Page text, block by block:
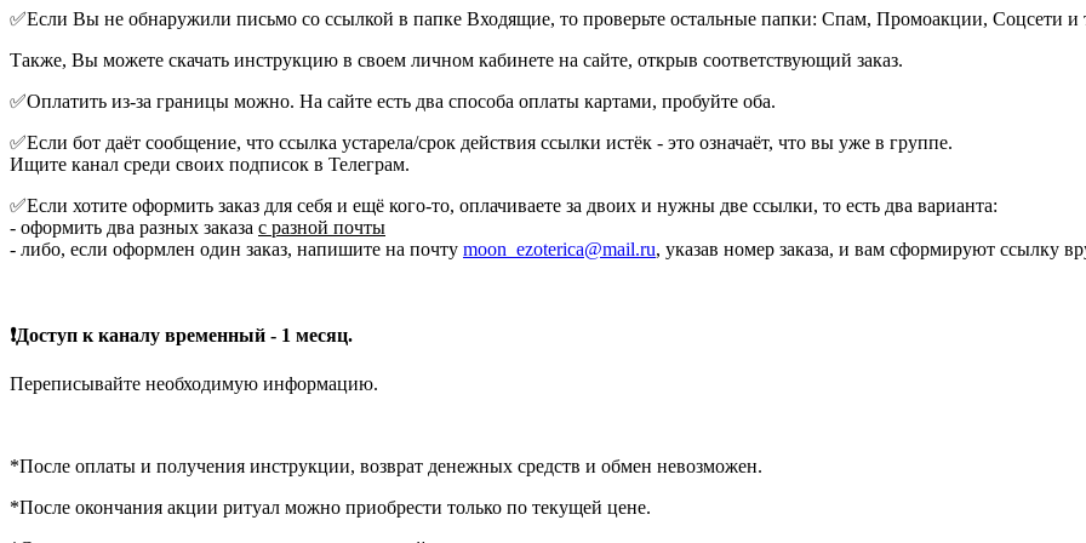
✅Если Вы не обнаружили письмо со ссылкой в папке Входящие, то проверьте остальные папки: Спам, Промоакции, Соцсети и
Также, Вы можете скачать инструкцию в своем личном кабинете на сайте, открыв соответствующий заказ.
✅Оплатить из-за границы можно. На сайте есть два способа оплаты картами, пробуйте оба.
✅Если бот даёт сообщение, что ссылка устарела/срок действия ссылки истëк - это означаёт, что вы уже в группе.
Ищите канал среди своих подписок в Телеграм.
✅Если хотите оформить заказ для себя и ещё кого-то, оплачиваете за двоих и нужны две ссылки, то есть два варианта:
- оформить два разных заказа с разной почты
- либо, если оформлен один заказ, напишите на почту moon_ezoterica@mail.ru, указав номер заказа, и вам сформируют ссылку
❗Доступ к каналу временный - 1 месяц.
Переписывайте необходимую информацию.
*После оплаты и получения инструкции, возврат денежных средств и обмен невозможен.
*После окончания акции ритуал можно приобрести только по текущей цене.